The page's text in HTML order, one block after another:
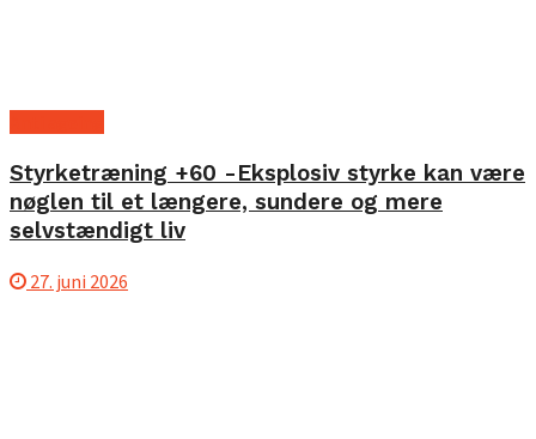
Styrketræning +60 -Eksplosiv styrke kan være
nøglen til et længere, sundere og mere
selvstændigt liv
27. juni 2026